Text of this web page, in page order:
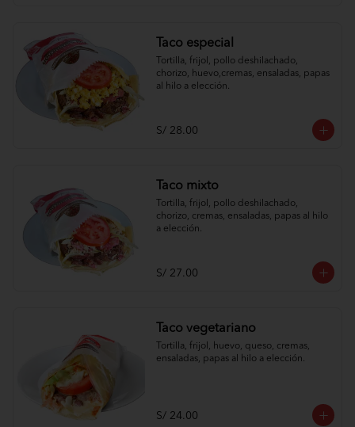
Taco especial
Tortilla, frijol, pollo deshilachado,
chorizo, huevo,cremas, ensaladas, papas
al hilo a elección.
S/ 28.00
Taco mixto
Tortilla, frijol, pollo deshilachado,
chorizo, cremas, ensaladas, papas al hilo
a elección.
S/ 27.00
Taco vegetariano
Tortilla, frijol, huevo, queso, cremas,
ensaladas, papas al hilo a elección.
S/ 24.00